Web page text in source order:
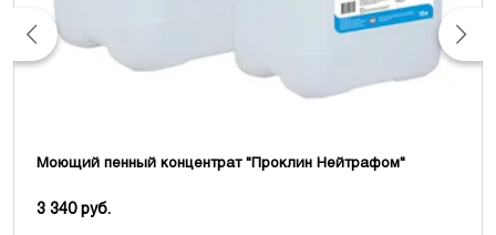
Моющий пенный концентрат "Проклин Нейтрафом"
3 340 руб.